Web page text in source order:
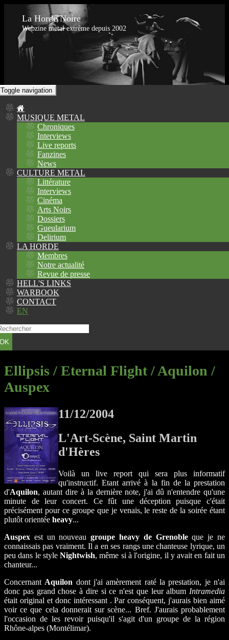
La Horde Noire
Webzine metal extrême depuis 2002
Toggle navigation
MUSIQUE METAL
Chroniques
Interviews
Live reports
Fanzines
News
CULTURE METAL
Littérature
Interviews
Cinéma
Arts Noirs
Dossiers
Gueularium
Delirium
LA HORDE
Membres
Notre actualité
Revue de presse
HELL'S LINKS
WARBOOK
CONTACT
EN
OK
Ellipsis / Eternal Flight / Aquilon /
Auspex
11/12/2004
L'Art-Scène, Saint Martin
d'Hères
Voilà un live report qui sera plus informatif
qu'instructif. Etant arrivé à la fin de la prestation
d'Aquilon, autant dire à la dernière note, j'ai dû n'entendre qu'une
minute de leur concert. Ce fût une déception puisque c'était
précisément pour ce groupe que je venais, le reste de la soirée étant
plutôt orientée heavy...
Auspex est un nouveaugroupe heavy de Grenobleque je ne
connaissais pas vraiment. Il a en ses rangs une chanteuse lyrique, un
peu dans le styleNightwish, même si à l'origine, il y avait en fait un
chanteur...
Concernant Aquilon dont j'ai amèrement raté la prestation, je n'ai
donc pas grand chose à dire si ce n'est que leur album Intramedia
était original et donc intéressant . Par conséquent, j'aurais bien aimé
voir ce que cela donnerait sur scène... Bref. J'aurais probablement
l'occasion de les revoir puisqu'il s'agit d'un groupe de la région
Rhône-alpes (Montélimar).